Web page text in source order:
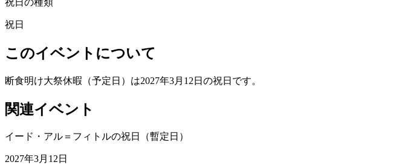
祝日
このイベントについて
断食明け大祭休暇（予定日）は2027年3月12日の祝日です。
関連イベント
イード・アル＝フィトルの祝日（暫定日）
2027年3月12日